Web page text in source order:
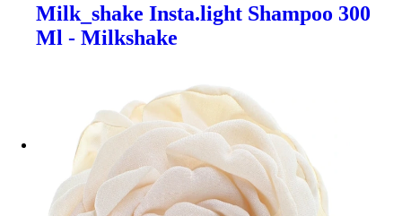
Milk_shake Insta.light Shampoo 300
Ml - Milkshake